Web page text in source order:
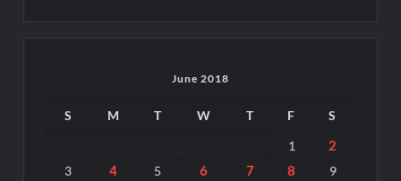
June 2018
S M T W T F
S
1
2
3 4 5 6 7 8 9